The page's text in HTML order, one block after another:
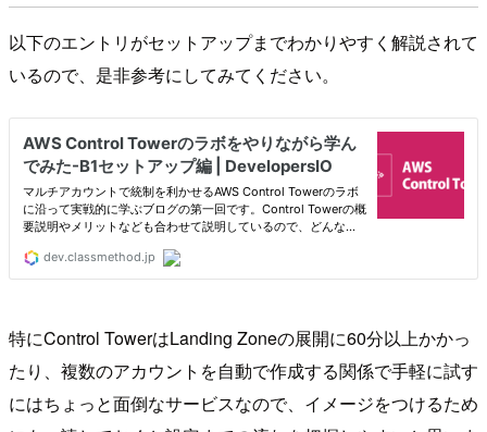
以下のエントリがセットアップまでわかりやすく解説されて
いるので、是非参考にしてみてください。
特にControl TowerはLanding Zoneの展開に60分以上かかっ
たり、複数のアカウントを自動で作成する関係で手軽に試す
にはちょっと面倒なサービスなので、イメージをつけるため